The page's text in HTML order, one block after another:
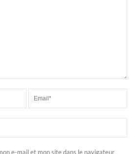
e-mail et mon site dans le navigateur